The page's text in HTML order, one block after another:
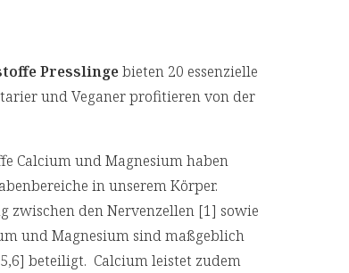
Presslingebieten 20 essenzielle
und Veganer profitieren von der
Calcium und Magnesium haben
in unserem Körper.
den Nervenzellen [1] sowie
und Magnesium sind maßgeblich
beteiligt. Calcium leistet zudem